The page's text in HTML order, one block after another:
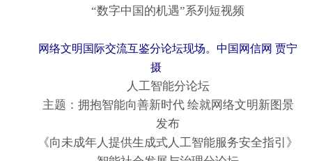
“数字中国的机遇”系列短视频
网络文明国际交流互鉴分论坛现场。中国网信网 贾宁
摄
人工智能分论坛
主题：拥抱智能向善新时代 绘就网络文明新图景
发布
《向未成年人提供生成式人工智能服务安全指引》